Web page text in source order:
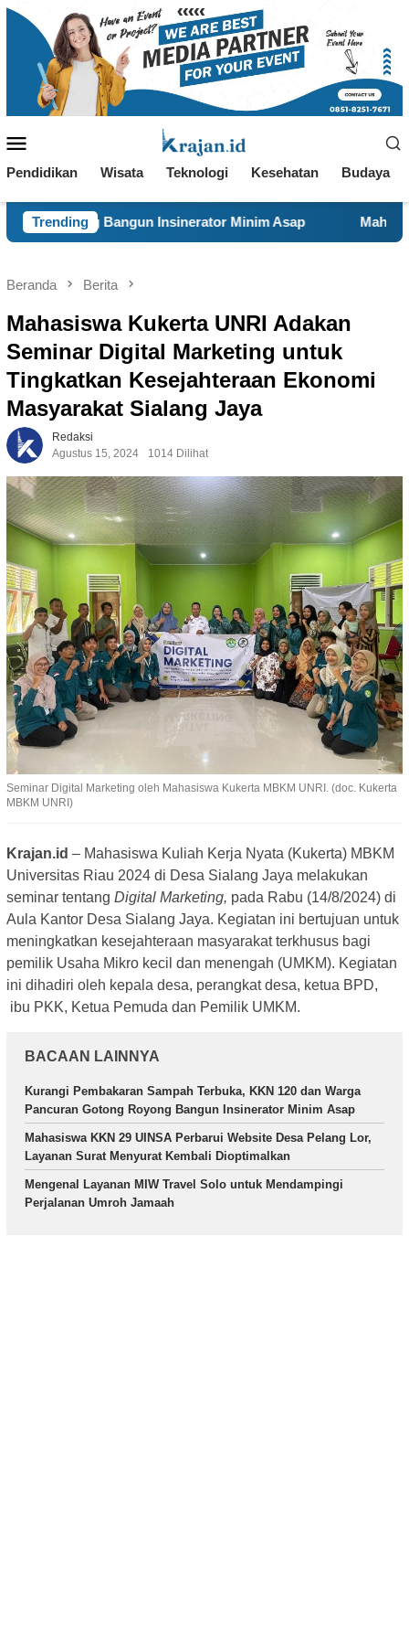
Loncat
Mobile
Pendidikan Wisata Teknologi Kesehatan Budaya
Trending
Insinerator Minim Asap Mahasiswa KKN 29 UINSA
Beranda Berita
Mahasiswa Kukerta UNRI Adakan
Seminar Digital Marketing untuk
Tingkatkan Kesejahteraan Ekonomi
Masyarakat Sialang Jaya
Redaksi
Agustus 15, 2024
1014 Dilihat
Seminar Digital Marketing oleh Mahasiswa Kukerta MBKM UNRI. (doc. Kukerta
MBKM UNRI)
Krajan.id – Mahasiswa Kuliah Kerja Nyata (Kukerta) MBKM
Universitas Riau 2024 di Desa Sialang Jaya melakukan
seminar tentang Digital Marketing, pada Rabu (14/8/2024) di
Aula Kantor Desa Sialang Jaya. Kegiatan ini bertujuan untuk
meningkatkan kesejahteraan masyarakat terkhusus bagi
pemilik Usaha Mikro kecil dan menengah (UMKM). Kegiatan
ini dihadiri oleh kepala desa, perangkat desa, ketua BPD,
ibu PKK, Ketua Pemuda dan Pemilik UMKM.
BACAAN LAINNYA
Kurangi Pembakaran Sampah Terbuka, KKN 120 dan Warga
Pancuran Gotong Royong Bangun Insinerator Minim Asap
Mahasiswa KKN 29 UINSA Perbarui Website Desa Pelang Lor,
Layanan Surat Menyurat Kembali Dioptimalkan
Mengenal Layanan MIW Travel Solo untuk Mendampingi
Perjalanan Umroh Jamaah